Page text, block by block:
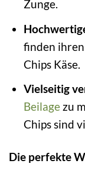
Zunge.
finden ihren
Chips Käse.
Vielseitig
Beilagezu
Chips sind
Die perfekte